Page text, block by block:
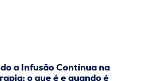
a Infusão Contínua na
o que é e quando é